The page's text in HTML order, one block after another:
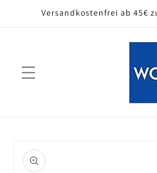
Versandkostenfrei ab 45€